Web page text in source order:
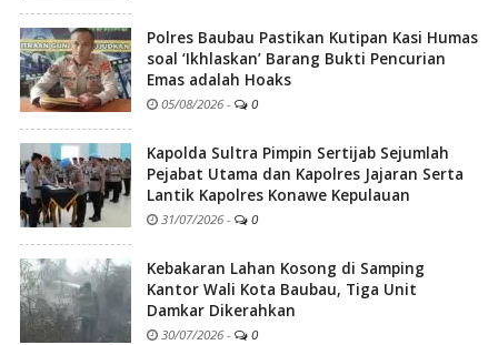
Polres Baubau Pastikan Kutipan Kasi Humas
soal ‘Ikhlaskan’ Barang Bukti Pencurian
Emas adalah Hoaks
05/08/2026 - 0
Kapolda Sultra Pimpin Sertijab Sejumlah
Pejabat Utama dan Kapolres Jajaran Serta
Lantik Kapolres Konawe Kepulauan
31/07/2026 - 0
Kebakaran Lahan Kosong di Samping
Kantor Wali Kota Baubau, Tiga Unit
Damkar Dikerahkan
30/07/2026 - 0